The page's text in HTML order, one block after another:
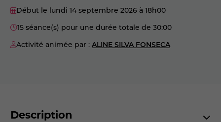
Début le lundi 14 septembre 2026 à 18h00
15 séance(s) pour une durée totale de 30:00
Activité animée par : ALINE SILVA FONSECA
Description